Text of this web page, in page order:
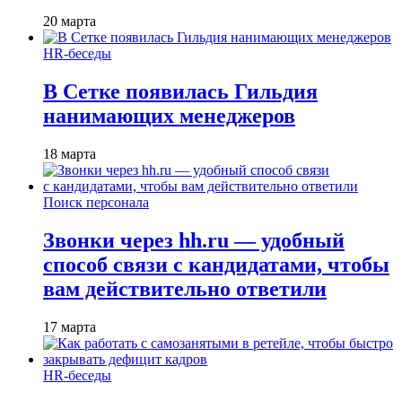
20 марта
HR-беседы
В Сетке появилась Гильдия
нанимающих менеджеров
18 марта
Поиск персонала
Звонки через hh.ru — удобный
способ связи с кандидатами, чтобы
вам действительно ответили
17 марта
HR-беседы